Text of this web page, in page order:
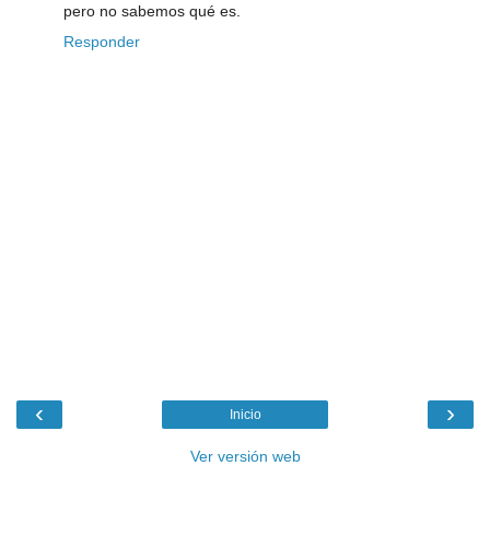
pero no sabemos qué es.
Responder
‹ ›
Inicio
Ver versión web